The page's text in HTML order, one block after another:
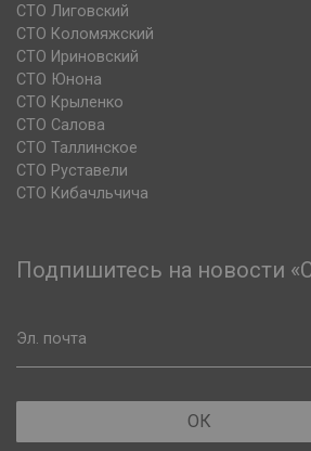
СТО Лиговский
СТО Коломяжский
СТО Ириновский
СТО Юнона
СТО Крыленко
СТО Салова
СТО Таллинское
СТО Руставели
СТО Кибачльчича
Подпишитесь на новости
Эл. почта
ОК